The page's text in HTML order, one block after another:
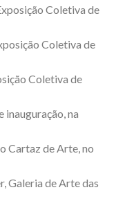
Coletiva de
Coletiva de
Coletiva de
inauguração, na
Cartaz de Arte, no
Galeria de Arte das